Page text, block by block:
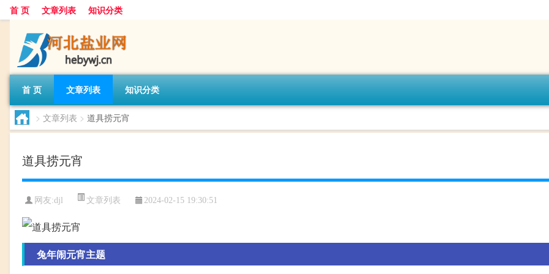
首 页 文章列表 知识分类
首 页 文章列表 知识分类
> 文章列表 > 道具捞元宵
道具捞元宵
网友:djl 文章列表 2024-02-15 19:30:51
兔年闹元宵主题